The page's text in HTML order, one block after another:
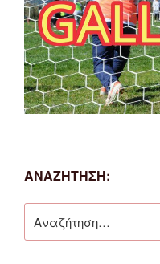
ΑΝΑΖΗΤΗΣΗ:
για: